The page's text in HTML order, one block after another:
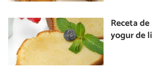
Receta
yogur de